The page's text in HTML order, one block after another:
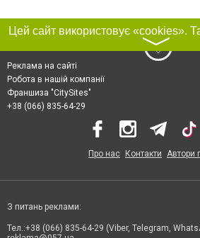
〉
Реклама на сайті
Робота в нашій компанії
Франшиза "CitySites"
+38 (066) 835-64-29
Про нас Контакти Автори
З питань реклами:
Тел.:+38 (066) 835-64-29 (Viber, Telegram,